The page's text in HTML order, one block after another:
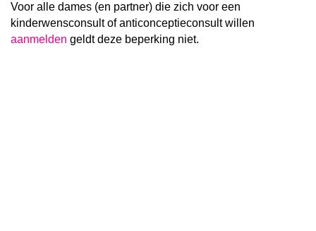
Voor alle dames (en partner) die zich voor een
kinderwensconsult of anticonceptieconsult willen
aanmelden geldt deze beperking niet.